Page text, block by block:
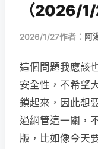
（2026/1/
2026/1/27作者： 阿
這個問題我應該
安全性，不希望
鎖起來，因此想
過網管這一關，
版，比如像今天